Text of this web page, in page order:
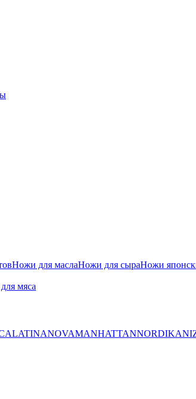
Ножи для маслаНожи для сыраНожи
мяса
LATINANOVAMANHATTANNORDIKA